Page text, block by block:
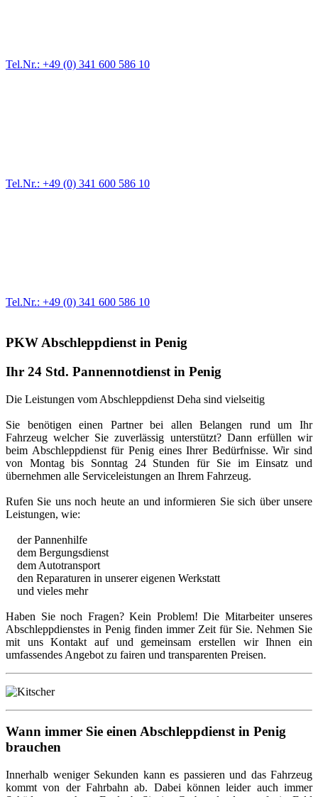
Tel.Nr.: +49 (0) 341 600 586 10
Tel.Nr.: +49 (0) 341 600 586 10
Tel.Nr.: +49 (0) 341 600 586 10
PKW Abschleppdienst in Penig
Ihr 24 Std. Pannennotdienst in Penig
Die Leistungen vom Abschleppdienst Deha sind vielseitig
Sie benötigen einen Partner bei allen Belangen rund um Ihr
Fahrzeug welcher Sie zuverlässig unterstützt? Dann erfüllen wir
beim Abschleppdienst für Penig eines Ihrer Bedürfnisse. Wir sind
von Montag bis Sonntag 24 Stunden für Sie im Einsatz und
übernehmen alle Serviceleistungen an Ihrem Fahrzeug.
Rufen Sie uns noch heute an und informieren Sie sich über unsere
Leistungen, wie:
der Pannenhilfe
dem Bergungsdienst
dem Autotransport
den Reparaturen in unserer eigenen Werkstatt
und vieles mehr
Haben Sie noch Fragen? Kein Problem! Die Mitarbeiter unseres
Abschleppdienstes in Penig finden immer Zeit für Sie. Nehmen Sie
mit uns Kontakt auf und gemeinsam erstellen wir Ihnen ein
umfassendes Angebot zu fairen und transparenten Preisen.
Wann immer Sie einen Abschleppdienst in Penig
brauchen
Innerhalb weniger Sekunden kann es passieren und das Fahrzeug
kommt von der Fahrbahn ab. Dabei können leider auch immer